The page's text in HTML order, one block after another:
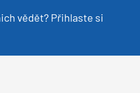
vědět? Přihlaste si